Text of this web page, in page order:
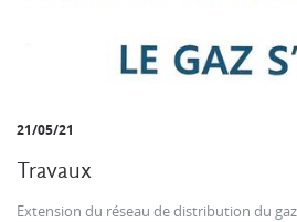
21/05/21
Travaux
Extension du réseau de distribution du